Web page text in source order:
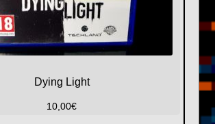
Dying Light
10,00€